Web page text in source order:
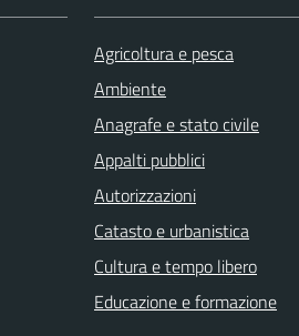
Agricoltura e pesca
Ambiente
Anagrafe e stato civile
Appalti pubblici
Autorizzazioni
Catasto e urbanistica
Cultura e tempo libero
Educazione e formazione